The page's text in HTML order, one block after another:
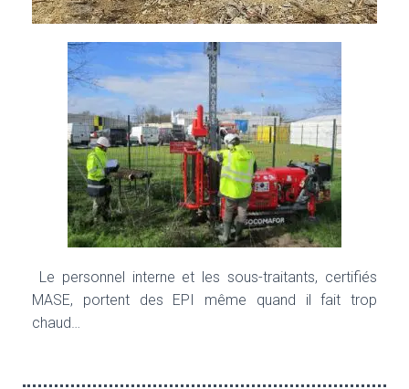
Le personnel interne et les sous-traitants, certifiés
MASE, portent des EPI même quand il fait trop
chaud…